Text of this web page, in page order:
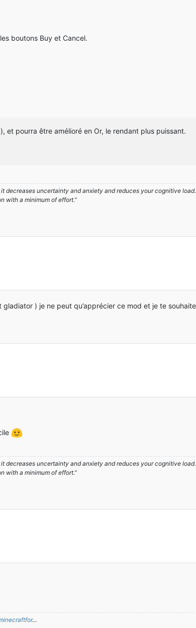
boutons Buy et Cancel.
et pourra être amélioré en Or, le rendant plus puissant.
decreases uncertainty and anxiety and reduces your cognitive
with a minimum of effort.”
) je ne peut qu’apprécier ce mod et je te
decreases uncertainty and anxiety and reduces your cognitive
with a minimum of effort.”
…